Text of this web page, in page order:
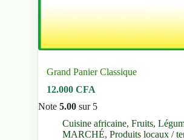
Grand Panier Classique
12.000CFA
Note5.00 sur 5
Cuisine africaine,Fruits,
MARCHÉ,Produits locaux /